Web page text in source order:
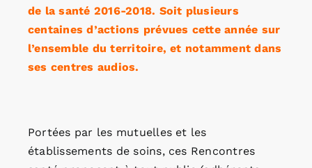
de la santé 2016-2018. Soit plusieurs
centaines d’actions prévues cette année sur
l’ensemble du territoire, et notamment dans
ses centres audios.
Portées par les mutuelles et les
établissements de soins, ces Rencontres